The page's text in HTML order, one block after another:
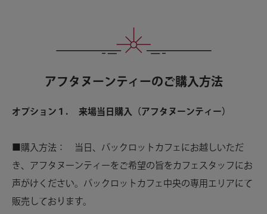
アフタヌーンティーのご購入方法
オプション１ . 来場当日購入（アフタヌーンティー）
■購入方法： 当日、バックロットカフェにお越しいただ
き、アフタヌーンティーをご希望の旨をカフェスタッフにお
声がけください。バックロットカフェ中央の専用エリアにて
販売しております。